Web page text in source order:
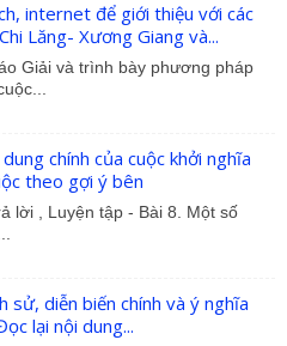
internet để giới thiệu với các
Lăng- Xương Giang và...
Giải và trình bày phương pháp
chính của cuộc khởi nghĩa
theo gợi ý bên
lời , Luyện tập - Bài 8. Một số
sử, diễn biến chính và ý nghĩa
lại nội dung...